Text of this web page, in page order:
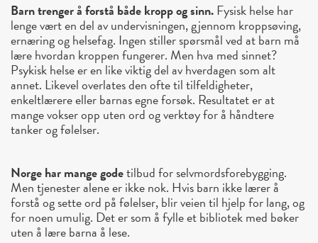
Barn trenger å forstå både kropp og sinn.Fysisk helse har
lenge vært en del av undervisningen, gjennom kroppsøving,
ernæring og helsefag. Ingen stiller spørsmål ved at barn må
lære hvordan kroppen fungerer. Men hva med sinnet?
Psykisk helse er en like viktig del av hverdagen som alt
annet. Likevel overlates den ofte til tilfeldigheter,
enkeltlærere eller barnas egne forsøk. Resultatet er at
mange vokser opp uten ord og verktøy for å håndtere
tanker og følelser.
Norge har mange godetilbud for selvmordsforebygging.
Men tjenester alene er ikke nok. Hvis barn ikke lærer å
forstå og sette ord på følelser, blir veien til hjelp for lang, og
for noen umulig. Det er som å fylle et bibliotek med bøker
uten å lære barna å lese.